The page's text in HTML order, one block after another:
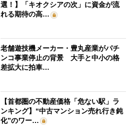
選！】「キオクシアの次」に資金が流
れる期待の高…
老舗遊技機メーカー・豊丸産業がパチ
ンコ事業停止の背景 大手と中小の格
差拡大に拍車…
【首都圏の不動産価格「危ない駅」ラ
ンキング】“中古マンション売れ行き鈍
化”のワー…